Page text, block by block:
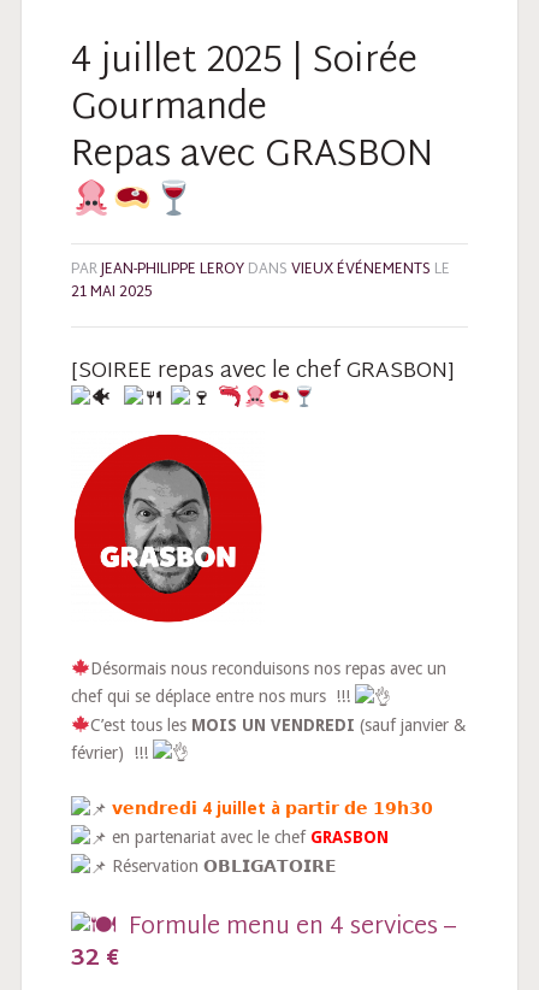
4 juillet 2025 | Soirée
Gourmande
Repas avec GRASBON
PARJEAN-PHILIPPE LEROYDANSVIEUX ÉVÉNEMENTS LE
21 MAI 2025
[SOIREE repas avec le chef GRASBON]
Désormais nous reconduisons nos repas avec un
chef qui se déplace entre nos murs !!!
C’est tous les MOIS UN VENDREDI(sauf janvier &
février) !!!
𝘃𝗲𝗻𝗱𝗿𝗲𝗱𝗶 4 juillet à 𝗽𝗮𝗿𝘁𝗶𝗿 𝗱𝗲 𝟭𝟵𝗵𝟯𝟬
en partenariat avec le chef GRASBON
Réservation 𝗢𝗕𝗟𝗜𝗚𝗔𝗧𝗢𝗜𝗥𝗘
Formule menu en 4 services –
32 €